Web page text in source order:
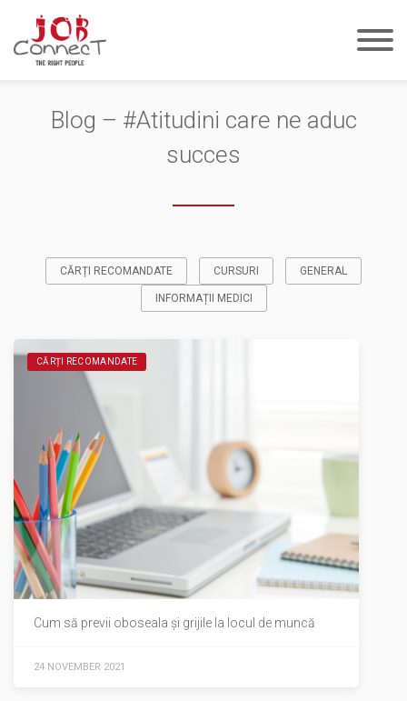
Blog – #Atitudini care ne aduc
succes
CĂRȚI RECOMANDATE CURSURI GENERAL
INFORMAȚII MEDICI
CĂRȚI RECOMANDATE
Cum să previi oboseala și grijile la locul de muncă
24 NOVEMBER 2021
Blog
Contact
EN
Login